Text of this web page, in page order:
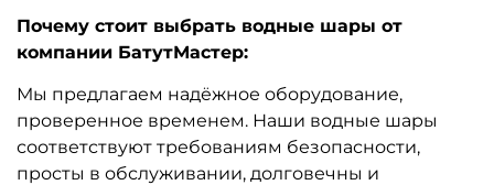
Почему стоит выбрать водные шары от
компании БатутМастер:
Мы предлагаем надёжное оборудование,
проверенное временем. Наши водные шары
соответствуют требованиям безопасности,
просты в обслуживании, долговечны и